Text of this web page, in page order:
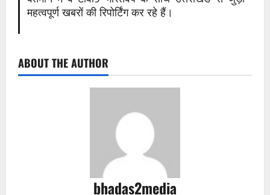
महत्वपूर्ण खबरों की रिपोर्टिंग कर रहे हैं।
ABOUT THE AUTHOR
bhadas2media